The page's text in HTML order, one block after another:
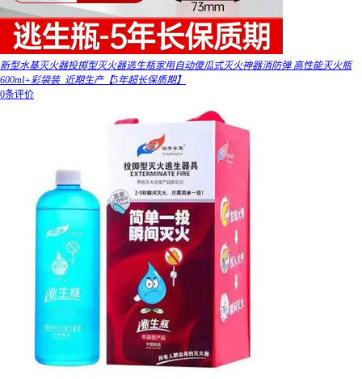
新型水基灭火器投掷型灭火器逃生瓶家用自动傻瓜式灭火神器消防弹 高性能灭火瓶
600ml+彩袋装_近期生产【5年超长保质期】
0条评价